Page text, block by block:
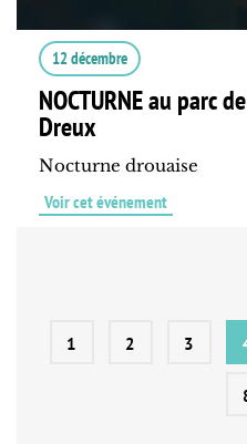
12 décembre
NOCTURNE au parc
Dreux
Nocturne drouaise
Voir cet événement
1 2 3